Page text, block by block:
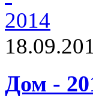
Дом -